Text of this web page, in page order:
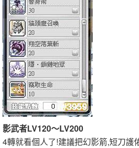
影武者LV120～LV200
4轉就看個人了!建議把幻影箭,短刀護